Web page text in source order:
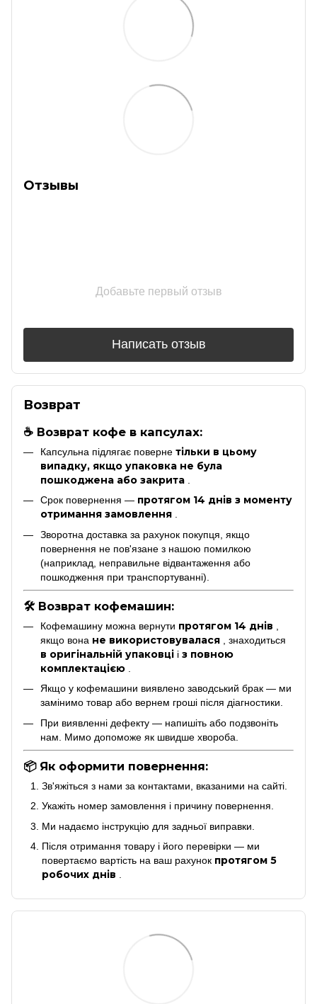
Отзывы
Добавьте первый отзыв
Написать отзыв
Возврат
☕ Возврат кофе в капсулах:
Капсульна підлягає поверне тільки в цьому
випадку, якщо упаковка не була
пошкоджена або закрита
Срок повернення — протягом 14 днів з моменту
отримання замовлення .
Зворотна доставка за рахунок покупця, якщо
повернення не пов'язане з нашою помилкою
(наприклад, неправильне відвантаження або
пошкодження при транспортуванні).
🛠 Возврат кофемашин:
Кофемашину можна вернути протягом 14 днів
якщо вона не використовувалася , знаходиться
в оригінальній упаковці і з повною
комплектацією
Якщо у кофемашини виявлено заводський брак — ми
замінимо товар або вернем гроші після діагностики.
При виявленні дефекту — напишіть або подзвоніть
нам. Мимо допоможе як швидше хвороба.
📦 Як оформити повернення:
Зв'яжіться з нами за контактами, вказаними на сайті.
Укажіть номер замовлення і причину повернення.
Ми надаємо інструкцію для задньої виправки.
Після отримання товару і його перевірки — ми
повертаємо вартість на ваш рахунок протягом 5
робочих днів